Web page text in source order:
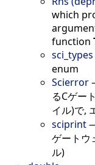
which
function
sci_types
enum
Scierror
るCゲー
イル)で,
sciprint
ゲートウ
ル)